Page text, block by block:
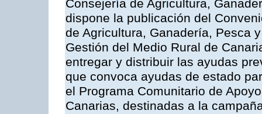
Consejería de Agricultura,
dispone la publicación del
de Agricultura, Ganadería, Pesca
Gestión del Medio Rural de
entregar y distribuir las ayudas
que convoca ayudas de estado
el Programa Comunitario de
Canarias, destinadas a la